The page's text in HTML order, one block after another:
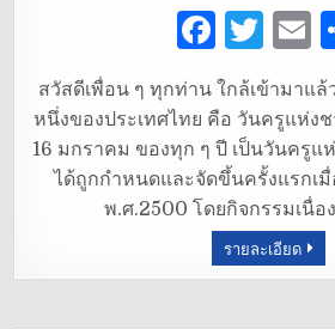
F
a
c
e
b
o
o
T
w
it
te
r
m
l
สวัสดีเพื่อน ๆ ทุกท่าน ใกล้เข้ามาแ
หนึ่งของประเทศไทย คือ วันครูแห่ง
16 มกราคม ของทุก ๆ ปี เป็นวันครูแ
ได้ถูกกำหนดและจัดขึ้นครั้งแรกเ
พ.ศ.2500 โดยกิจกรรมเนื่อ
รายละเอียด